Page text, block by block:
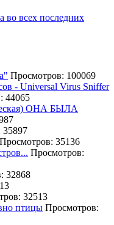
во всех последних
Просмотров: 100069
- Universal Virus Sniffer
44065
ОНА БЫЛА
35897
Просмотров: 35136
Просмотров:
32868
32513
птицы Просмотров: